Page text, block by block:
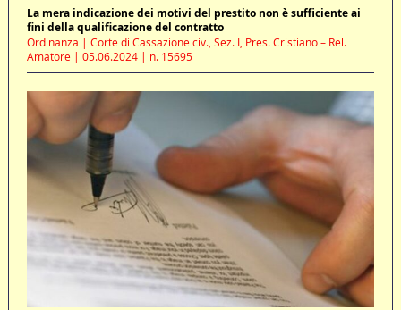
La mera indicazione dei motivi del prestito non è sufficiente ai
fini della qualificazione del contratto
Ordinanza | Corte di Cassazione civ., Sez. I, Pres. Cristiano – Rel.
Amatore | 05.06.2024 | n. 15695